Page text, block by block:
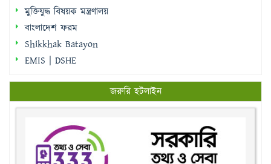
মুক্তিযুদ্ধ বিষয়ক মন্ত্রণালয়
বাংলাদেশ ফরম
Shikkhak Batayon
EMIS | DSHE
জরুরি হটলাইন